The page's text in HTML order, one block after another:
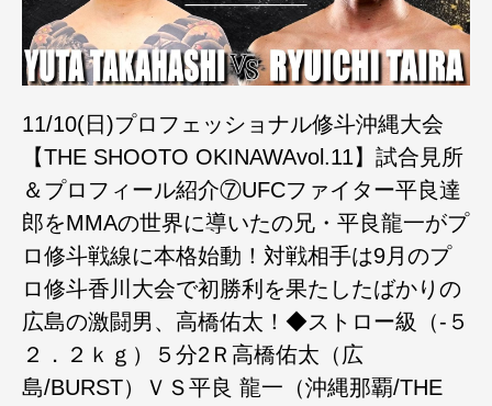
11/10(日)プロフェッショナル修斗沖縄大会
【THE SHOOTO OKINAWAvol.11】試合見所
＆プロフィール紹介⑦UFCファイター平良達
郎をMMAの世界に導いたの兄・平良龍一がプ
ロ修斗戦線に本格始動！対戦相手は9月のプ
ロ修斗香川大会で初勝利を果たしたばかりの
広島の激闘男、高橋佑太！◆ストロー級（-５
２．２ｋｇ）５分2Ｒ高橋佑太（広
島/BURST）ＶＳ平良 龍一（沖縄那覇/THE